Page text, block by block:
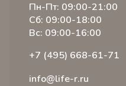
Лицензии и сертификаты
Налоговый вычет
АкцииПн-Пт: 09:00-21:00
Сб: 09:00-18:00
Вс: 09:00-16:00
+7 (495) 668-61-71
info@life-r.ru